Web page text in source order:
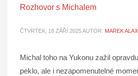
Rozhovor s Michalem
ČTVRTEK, 18 ZÁŘÍ 2025AUTOR: MAREK
Michal toho na Yukonu zažil
peklo, ale i nezapomenutelné